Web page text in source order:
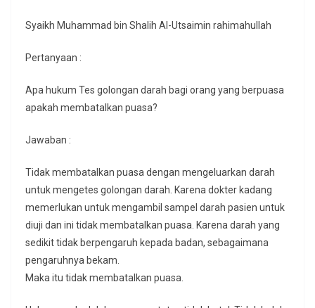
Syaikh Muhammad bin Shalih Al-Utsaimin rahimahullah
Pertanyaan :
Apa hukum Tes golongan darah bagi orang yang berpuasa
apakah membatalkan puasa?
Jawaban :
Tidak membatalkan puasa dengan mengeluarkan darah
untuk mengetes golongan darah. Karena dokter kadang
memerlukan untuk mengambil sampel darah pasien untuk
diuji dan ini tidak membatalkan puasa. Karena darah yang
sedikit tidak berpengaruh kepada badan, sebagaimana
pengaruhnya bekam.
Maka itu tidak membatalkan puasa.